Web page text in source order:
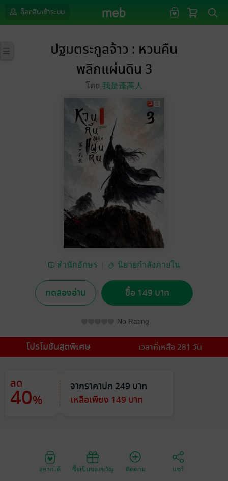
ล็อกอินเข้าระบบ
ปฐมตระกูลจ้าว : หวนคืน
พลิกแผ่นดิน 3
โดย 我是蓬蒿人
สำนักอักษร นิยายกำลังภายใน
ทดลองอ่าน ซื้อ 149 บาท
No Rating
โปรโมชันสุดพิเศษ เวลาที่เหลือ 281 วัน
ลด
40%
จากราคาปก 249 บาท
เหลือเพียง 149 บาท
อยากได้ ซื้อเป็นของขวัญ ติดตาม แชร์